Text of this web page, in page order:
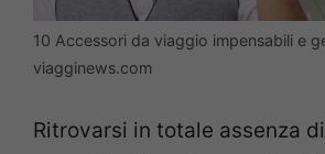
10 Accessori da viaggio impensabili e
viagginews.com
Ritrovarsi in totale assenza